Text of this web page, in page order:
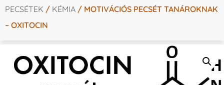
PECSÉTEK / KÉMIA / MOTIVÁCIÓS PECSÉT TANÁROKNAK
– OXITOCIN